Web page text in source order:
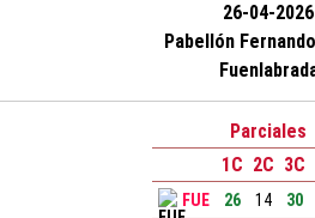
26-04-2026
Pabellón
Parciales
1C 2C 3C
FUE 26 14 30